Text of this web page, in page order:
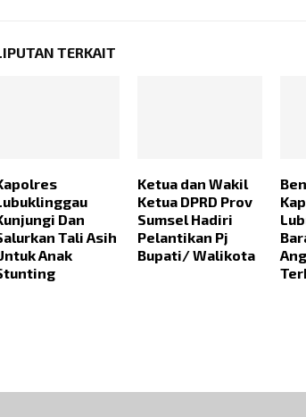
TERKAIT
Dan
Tali Asih
Anak
Ketua dan Wakil
Ketua DPRD Prov
Sumsel Hadiri
Pelantikan Pj
Bupati/ Walikota